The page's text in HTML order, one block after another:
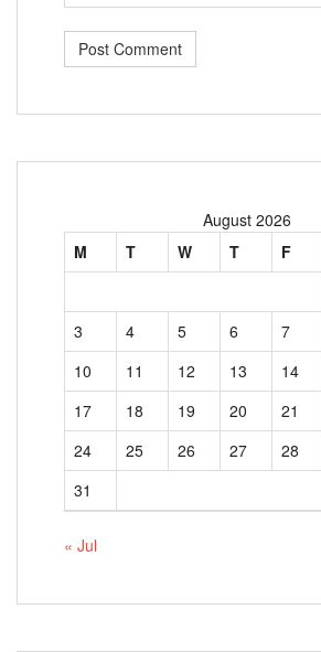
August 2026
M
T W T F
3
4 5 6 7
10
11 12 13 14
17
18 19 20 21
24
25 26 27 28
31
« Jul